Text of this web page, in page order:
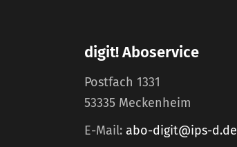
digit! Aboservice
Postfach 1331
53335 Meckenheim
E-Mail: abo-digit@ips-d.de